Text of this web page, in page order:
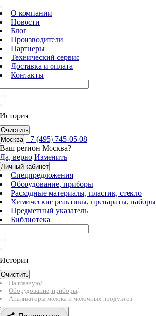
О компании
Новости
Блог
Производители
Партнеры
Технический сервис
Доставка и оплата
Контакты
История
Очистить
Москва +7 (495) 745-05-08
Ваш регион Москва?
Да, верно Изменить
Личный кабинет
Спецпредложения
Оборудование, приборы
Расходные материалы, пластик, стекло
Химические реактивы, препараты, наборы
Предметный указатель
Библиотека
История
Очистить
На главную/
Оборудование, приборы/
Анализаторы молока и молочных продуктов